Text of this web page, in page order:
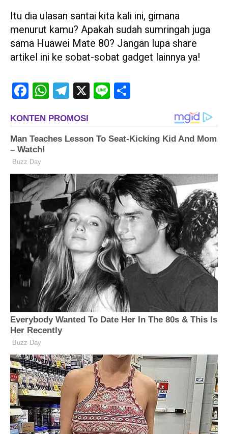
Itu dia ulasan santai kita kali ini, gimana
menurut kamu? Apakah sudah sumringah juga
sama Huawei Mate 80? Jangan lupa share
artikel ini ke sobat-sobat gadget lainnya ya!
FacebookWhatsAppTelegram
X Line